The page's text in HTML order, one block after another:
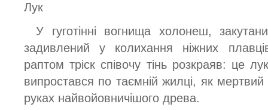
Лук
У гуготінні вогнища холонеш,
задивлений у колихання ніжних
раптом тріск співочу тінь розкраяв: це
випростався по таємній жилці, як
руках найвойовничішого древа.